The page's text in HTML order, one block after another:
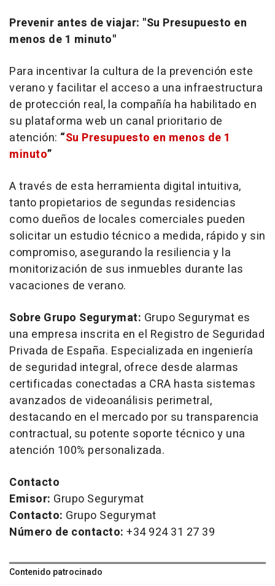
Prevenir antes de viajar: "Su Presupuesto en
menos de 1 minuto"
Para incentivar la cultura de la prevención este
verano y facilitar el acceso a una infraestructura
de protección real, la compañía ha habilitado en
su plataforma web un canal prioritario de
atención: “Su Presupuesto en menos de 1
minuto”
A través de esta herramienta digital intuitiva,
tanto propietarios de segundas residencias
como dueños de locales comerciales pueden
solicitar un estudio técnico a medida, rápido y sin
compromiso, asegurando la resiliencia y la
monitorización de sus inmuebles durante las
vacaciones de verano.
Sobre Grupo Segurymat: Grupo Segurymat es
una empresa inscrita en el Registro de Seguridad
Privada de España. Especializada en ingeniería
de seguridad integral, ofrece desde alarmas
certificadas conectadas a CRA hasta sistemas
avanzados de videoanálisis perimetral,
destacando en el mercado por su transparencia
contractual, su potente soporte técnico y una
atención 100% personalizada.
Contacto
Emisor: Grupo Segurymat
Contacto: Grupo Segurymat
Número de contacto: +34 924 31 27 39
Contenido patrocinado